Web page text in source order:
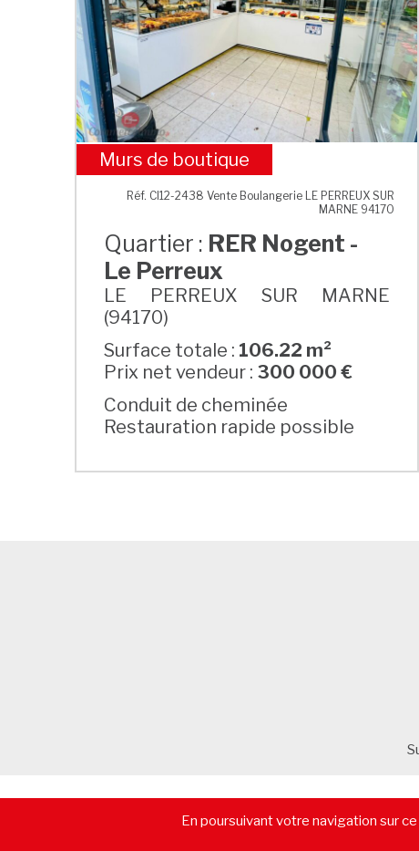
RER Nogent - Le Perreux
Murs de boutique
Réf. CI12-2438 Vente Boulangerie LE PERREUX SUR
MARNE 94170
Quartier : RER Nogent -
Le Perreux
LE PERREUX SUR MARNE
(94170)
Surface totale : 106.22 m²
Prix net vendeur : 300 000 €
Conduit de cheminée
Restauration rapide possible
© 2026 - CommerceImmo.fr - Tous droits réservés -Mentions
En poursuivant votre navigation sur